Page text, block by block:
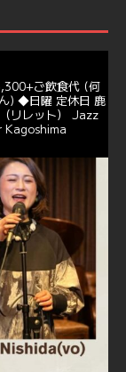
リスマスソング
wEg5HDc_iEv
月 2024
ンジ可能ですの
8650
ご飲食代 (何
) ◆日曜 定休日 鹿
レット）
Jazz
Kagoshima